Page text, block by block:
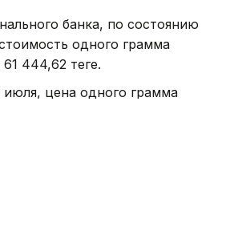
банка, по состоянию
одного грамма
444,62 теңге.
цена одного грамма